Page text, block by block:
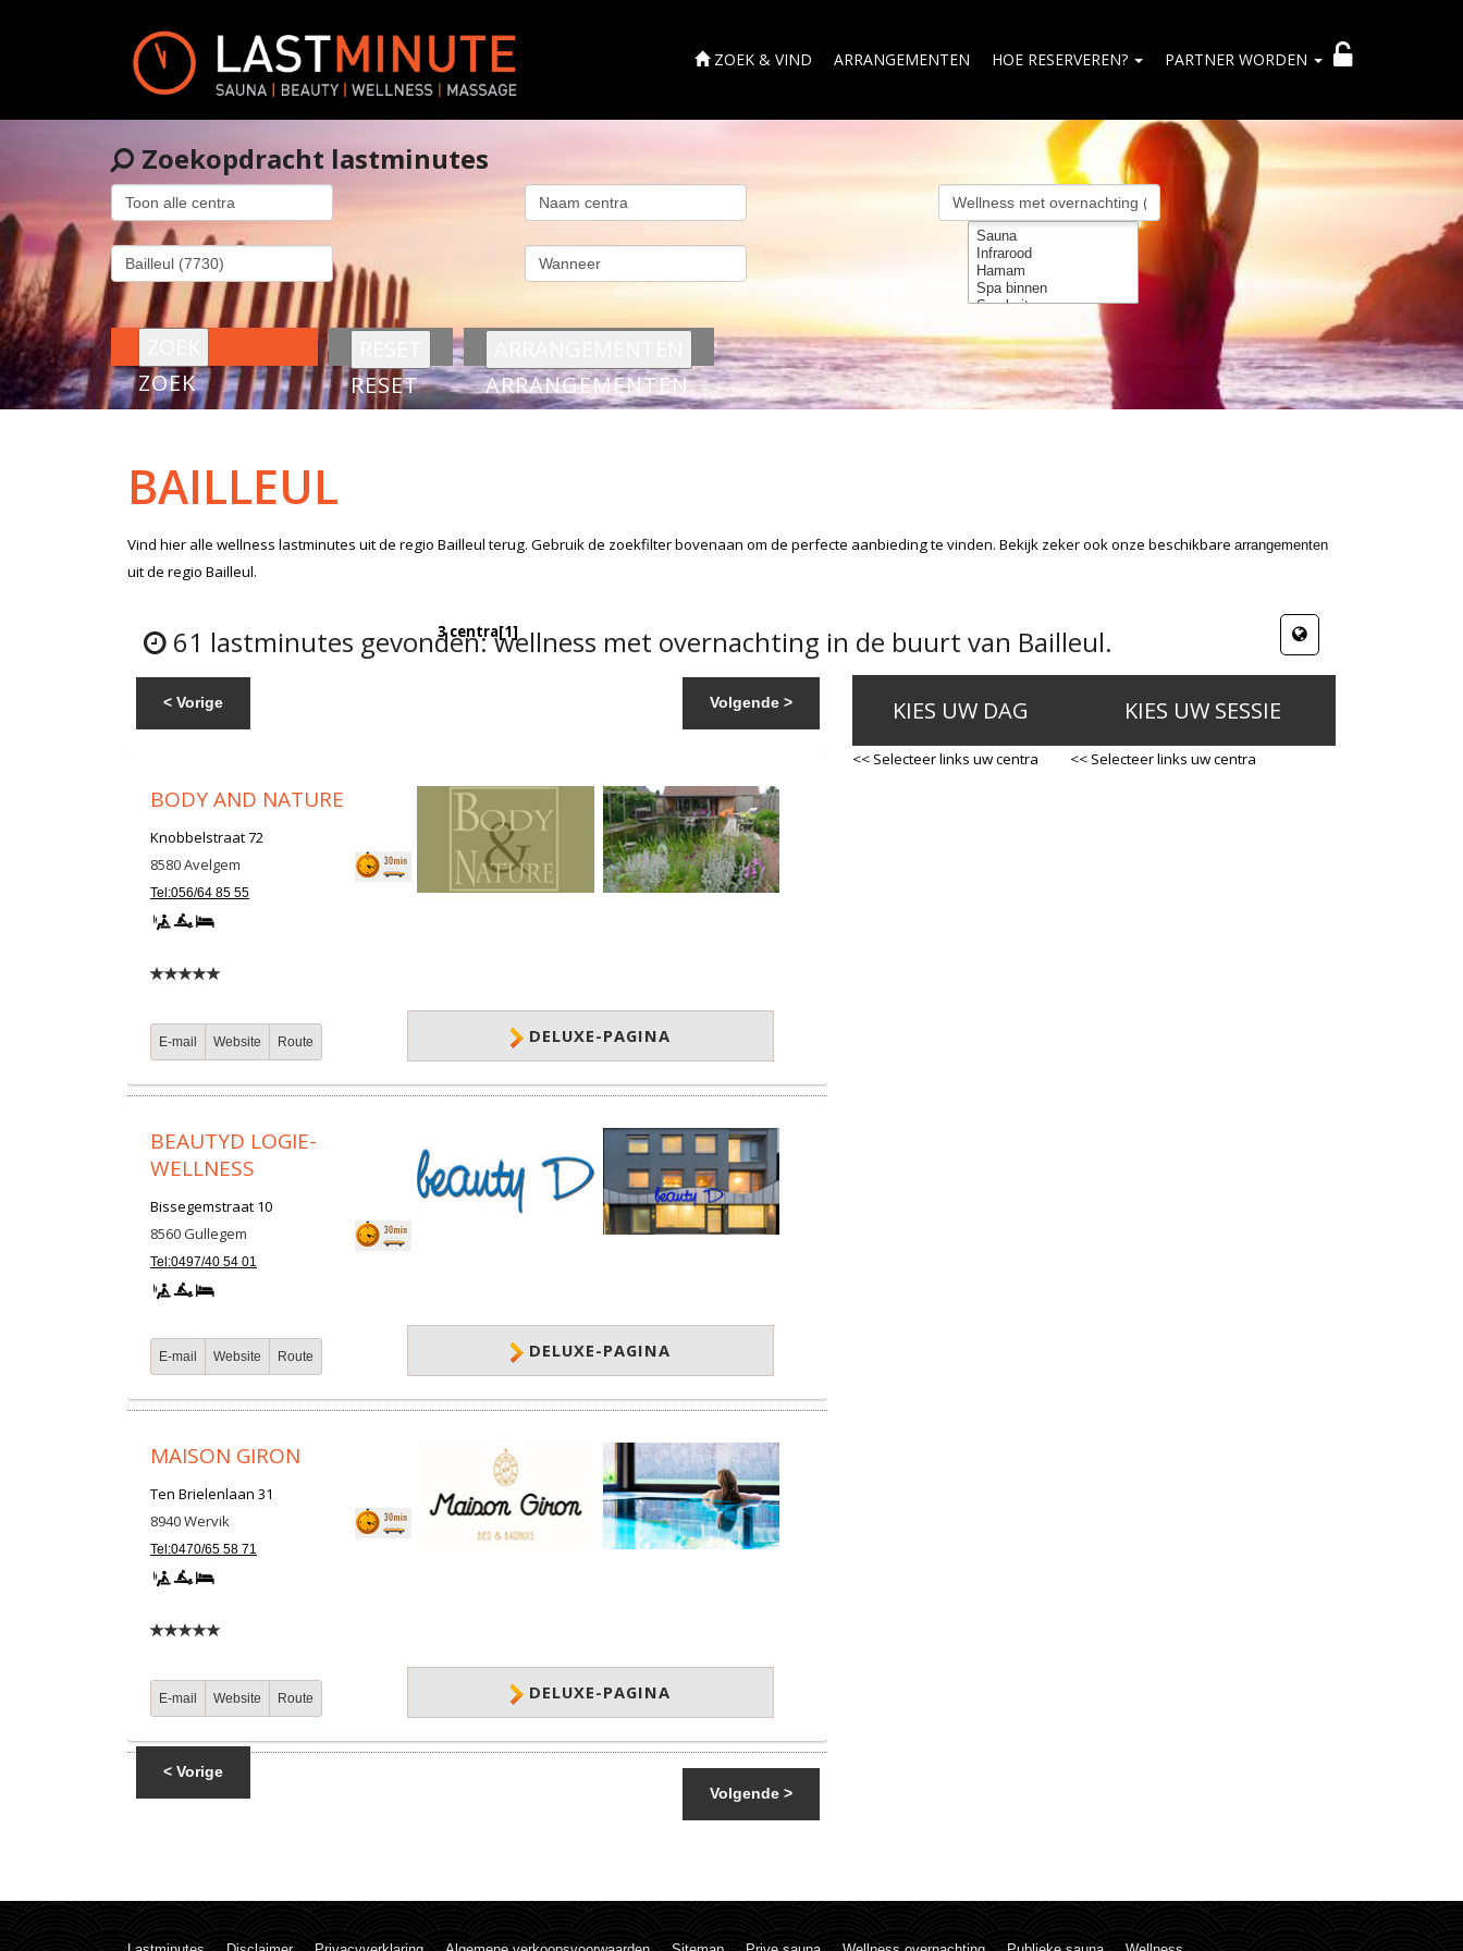
ZOEK & VIND ARRANGEMENTEN HOE RESERVEREN? PARTNER WORDEN
Zoekopdracht lastminutes
ZOEK RESET ARRANGEMENTEN
BAILLEUL
Vind hier alle wellness lastminutes uit de regio Bailleulterug. Gebruik de zoekfilter bovenaan om de perfecte aanbieding te vinden. Bekijk zeker ook onze beschikbare arrangementen
uit de regio Bailleul.
61 lastminutes gevonden: wellness met overnachting in de buurt van Bailleul.
< Vorige Volgende >
3 centra[1]
BODY AND NATURE
Knobbelstraat 72
8580Avelgem
Tel:056/64 85 55
E-mail Website Route DELUXE-PAGINA
BEAUTYD LOGIE-
WELLNESS
Bissegemstraat 10
8560Gullegem
Tel:0497/40 54 01
E-mail Website Route DELUXE-PAGINA
MAISON GIRON
Ten Brielenlaan 31
8940Wervik
Tel:0470/65 58 71
E-mail Website Route DELUXE-PAGINA
< Vorige
Volgende >
KIES UW DAG
<< Selecteer links uw centra
KIES UW SESSIE
<< Selecteer links uw centra